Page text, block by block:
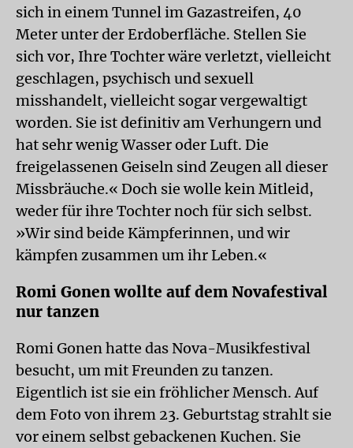
sich in einem Tunnel im Gazastreifen, 40
Meter unter der Erdoberfläche. Stellen Sie
sich vor, Ihre Tochter wäre verletzt, vielleicht
geschlagen, psychisch und sexuell
misshandelt, vielleicht sogar vergewaltigt
worden. Sie ist definitiv am Verhungern und
hat sehr wenig Wasser oder Luft. Die
freigelassenen Geiseln sind Zeugen all dieser
Missbräuche.« Doch sie wolle kein Mitleid,
weder für ihre Tochter noch für sich selbst.
»Wir sind beide Kämpferinnen, und wir
kämpfen zusammen um ihr Leben.«
Romi Gonen wollte auf dem Novafestival
nur tanzen
Romi Gonen hatte das Nova-Musikfestival
besucht, um mit Freunden zu tanzen.
Eigentlich ist sie ein fröhlicher Mensch. Auf
dem Foto von ihrem 23. Geburtstag strahlt sie
vor einem selbst gebackenen Kuchen. Sie